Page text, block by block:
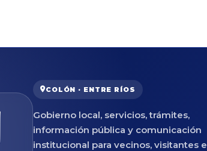
COLÓN · ENTRE RÍOS
Gobierno local, servicios, trámites,
información pública y comunicación
institucional para vecinos, visitantes e